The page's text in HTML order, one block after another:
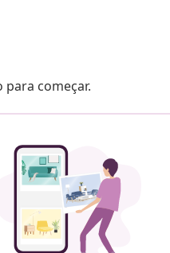
começar.